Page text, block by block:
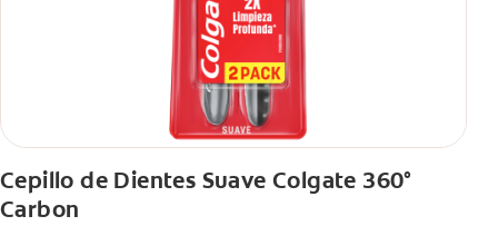
Cepillo de Dientes Suave Colgate 360°
Carbon